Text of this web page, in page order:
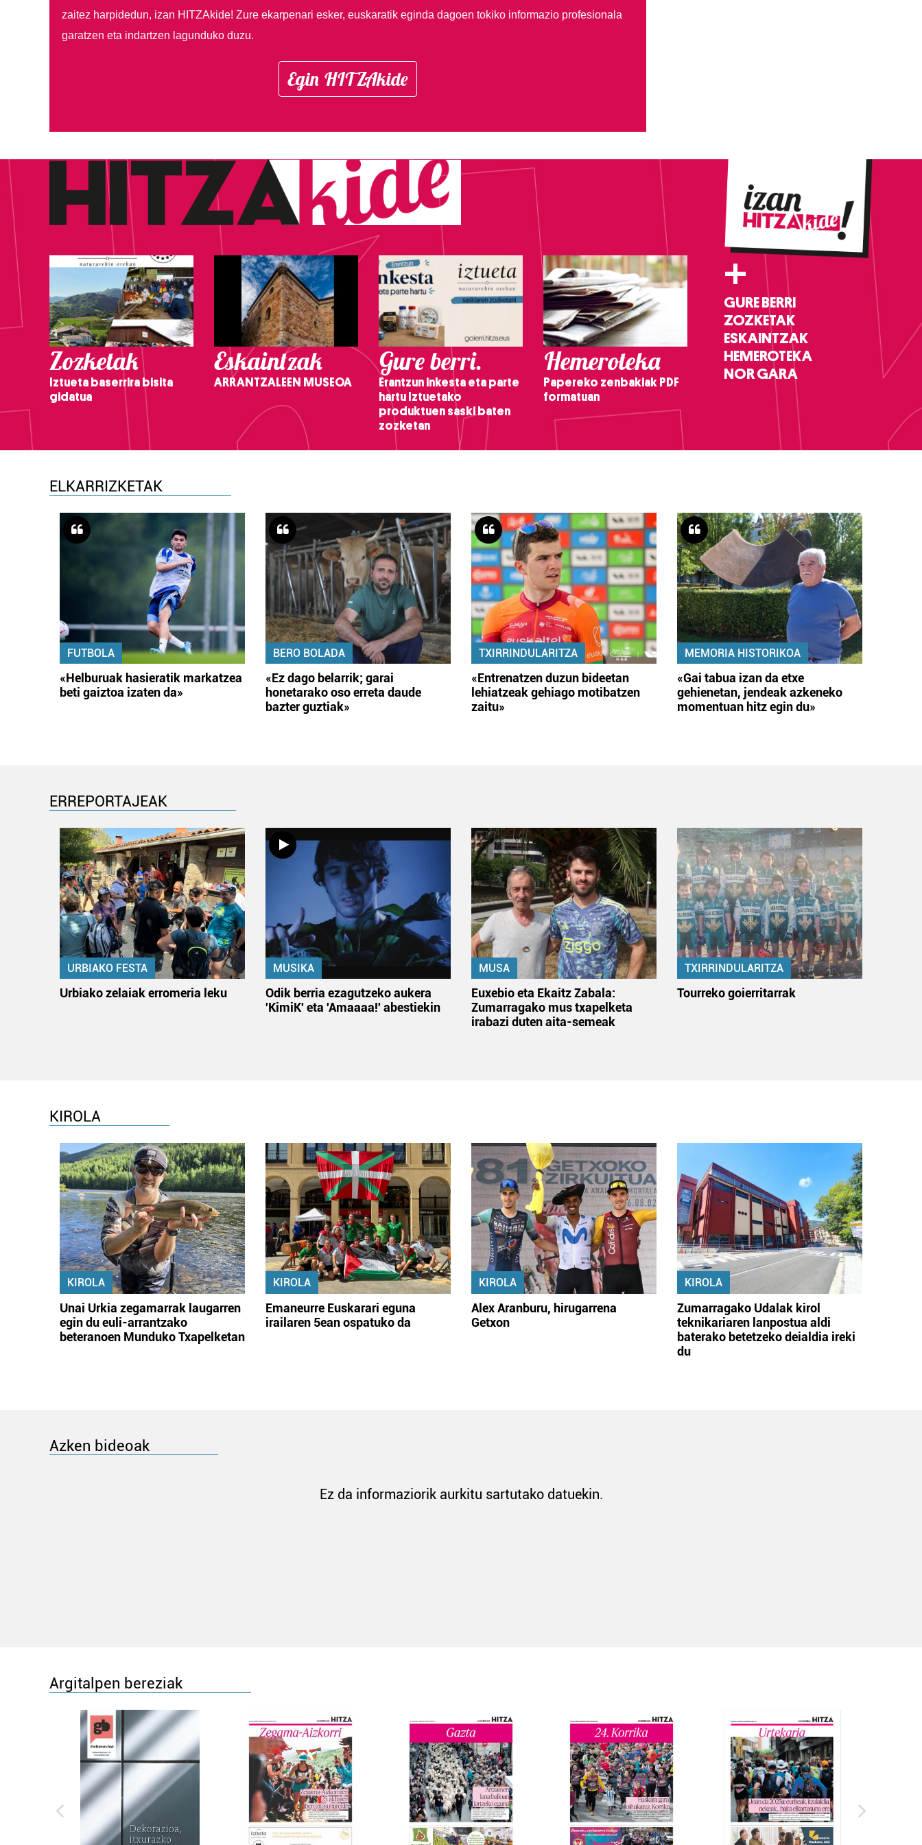
zaitez harpidedun, izan HITZAkide! Zure ekarpenari esker, euskaratik eginda dagoen tokiko informazio profesionala
garatzen eta indartzen lagunduko duzu.
Egin HITZAkide
Zozketak
Iztueta baserrira bisita
gidatua
Eskaintzak
ARRANTZALEEN MUSEOA
Gure berri.
Erantzun inkesta eta parte
hartu Iztuetako
produktuen saski baten
zozketan
Hemeroteka
Papereko zenbakiak PDF
formatuan
+
GURE BERRI
ZOZKETAK
ESKAINTZAK
HEMEROTEKA
NOR GARA
ELKARRIZKETAK
FUTBOLA
«Helburuak hasieratik markatzea
beti gaiztoa izaten da»
BERO BOLADA
«Ez dago belarrik; garai
honetarako oso erreta daude
bazter guztiak»
TXIRRINDULARITZA
«Entrenatzen duzun bideetan
lehiatzeak gehiago motibatzen
zaitu»
MEMORIA HISTORIKOA
«Gai tabua izan da etxe
gehienetan, jendeak azkeneko
momentuan hitz egin du»
ERREPORTAJEAK
URBIAKO FESTA
Urbiako zelaiak erromeria leku
MUSIKA
Odik berria ezagutzeko aukera
'KimiK' eta 'Amaaaa!' abestiekin
MUSA
Euxebio eta Ekaitz Zabala:
Zumarragako mus txapelketa
irabazi duten aita-semeak
TXIRRINDULARITZA
Tourreko goierritarrak
KIROLA
KIROLA
Unai Urkia zegamarrak laugarren
egin du euli-arrantzako
beteranoen Munduko Txapelketan
KIROLA
Emaneurre Euskarari eguna
irailaren 5ean ospatuko da
KIROLA
Alex Aranburu, hirugarrena
Getxon
KIROLA
Zumarragako Udalak kirol
teknikariaren lanpostua aldi
baterako betetzeko deialdia ireki
du
Azken bideoak
Ez da informaziorik aurkitu sartutako datuekin.
Argitalpen bereziak